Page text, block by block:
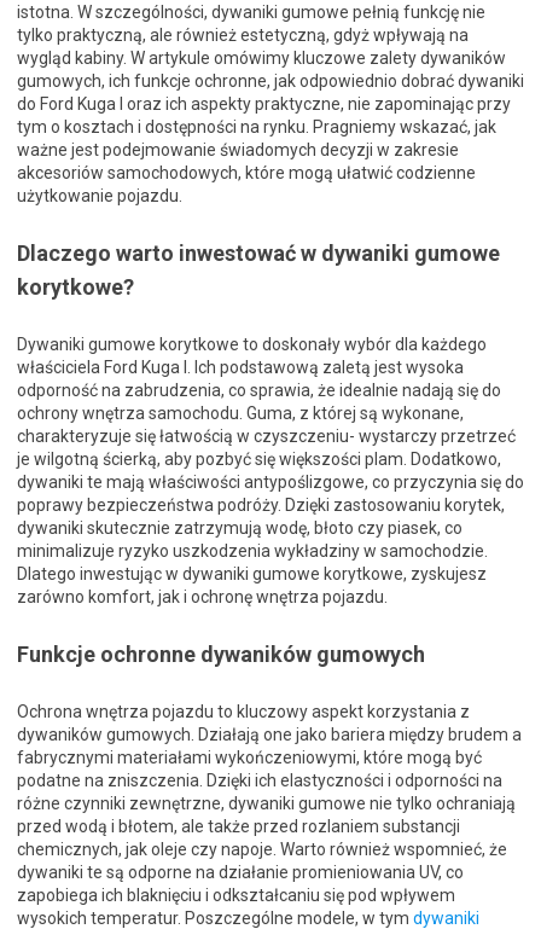
istotna. W szczególności, dywaniki gumowe pełnią funkcję nie
tylko praktyczną, ale również estetyczną, gdyż wpływają na
wygląd kabiny. W artykule omówimy kluczowe zalety dywaników
gumowych, ich funkcje ochronne, jak odpowiednio dobrać dywaniki
do Ford Kuga I oraz ich aspekty praktyczne, nie zapominając przy
tym o kosztach i dostępności na rynku. Pragniemy wskazać, jak
ważne jest podejmowanie świadomych decyzji w zakresie
akcesoriów samochodowych, które mogą ułatwić codzienne
użytkowanie pojazdu.
Dlaczego warto inwestować w dywaniki gumowe
korytkowe?
Dywaniki gumowe korytkowe to doskonały wybór dla każdego
właściciela Ford Kuga I. Ich podstawową zaletą jest wysoka
odporność na zabrudzenia, co sprawia, że idealnie nadają się do
ochrony wnętrza samochodu. Guma, z której są wykonane,
charakteryzuje się łatwością w czyszczeniu- wystarczy przetrzeć
je wilgotną ścierką, aby pozbyć się większości plam. Dodatkowo,
dywaniki te mają właściwości antypoślizgowe, co przyczynia się do
poprawy bezpieczeństwa podróży. Dzięki zastosowaniu korytek,
dywaniki skutecznie zatrzymują wodę, błoto czy piasek, co
minimalizuje ryzyko uszkodzenia wykładziny w samochodzie.
Dlatego inwestując w dywaniki gumowe korytkowe, zyskujesz
zarówno komfort, jak i ochronę wnętrza pojazdu.
Funkcje ochronne dywaników gumowych
Ochrona wnętrza pojazdu to kluczowy aspekt korzystania z
dywaników gumowych. Działają one jako bariera między brudem a
fabrycznymi materiałami wykończeniowymi, które mogą być
podatne na zniszczenia. Dzięki ich elastyczności i odporności na
różne czynniki zewnętrzne, dywaniki gumowe nie tylko ochraniają
przed wodą i błotem, ale także przed rozlaniem substancji
chemicznych, jak oleje czy napoje. Warto również wspomnieć, że
dywaniki te są odporne na działanie promieniowania UV, co
zapobiega ich blaknięciu i odkształcaniu się pod wpływem
wysokich temperatur. Poszczególne modele, w tym dywaniki